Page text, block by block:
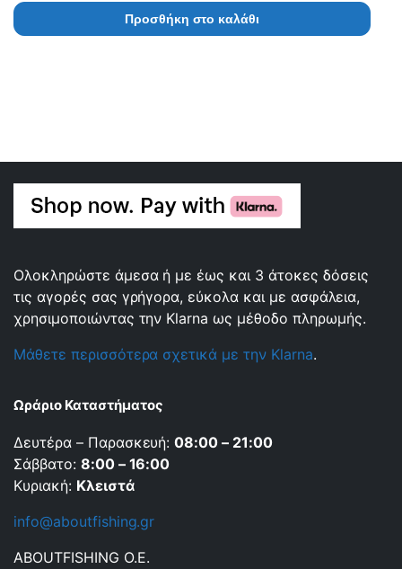
Προσθήκη στο καλάθι
Ολοκληρώστε άμεσα ή με έως και 3 άτοκες δόσεις
τις αγορές σας γρήγορα, εύκολα και με ασφάλεια,
χρησιμοποιώντας την Klarna ως μέθοδο πληρωμής.
Μάθετε περισσότερα σχετικά με την Klarna.
Ωράριο Καταστήματος
Δευτέρα – Παρασκευή:08:00 – 21:00
Σάββατο: 8:00 – 16:00
Κυριακή: Κλειστά
info@aboutfishing.gr
ABOUTFISHING Ο.Ε.